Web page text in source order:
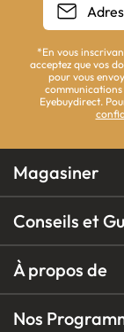
*En vous
acceptez que vos
pour vous
Eyebuydirect.
Magasiner
Conseils et
À propos de
Nos